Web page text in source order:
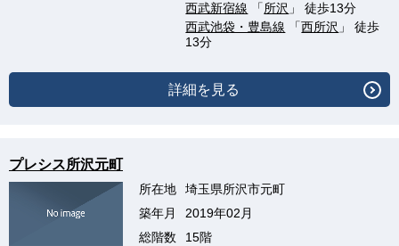
西武新宿線 「所沢 」 徒歩13分
西武池袋・豊島線 「西所沢 」 徒歩
13分
詳細を見る
プレシス所沢元町
所在地
埼玉県所沢市元町
築年月
2019年02月
総階数
15階